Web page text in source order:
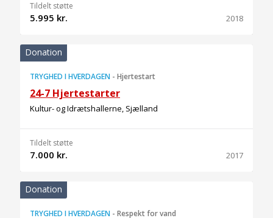
Tildelt støtte
5.995 kr. 2018
Donation
TRYGHED I HVERDAGEN - Hjertestart
24-7 Hjertestarter
Kultur- og Idrætshallerne, Sjælland
Tildelt støtte
7.000 kr. 2017
Donation
TRYGHED I HVERDAGEN - Respekt for vand